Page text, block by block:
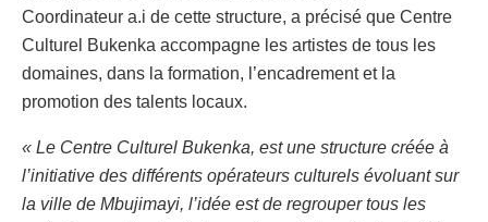
Coordinateur a.i de cette structure, a précisé que Centre
Culturel Bukenka accompagne les artistes de tous les
domaines, dans la formation, l’encadrement et la
promotion des talents locaux.
« Le Centre Culturel Bukenka, est une structure créée à
l’initiative des différents opérateurs culturels évoluant sur
la ville de Mbujimayi, l’idée est de regrouper tous les